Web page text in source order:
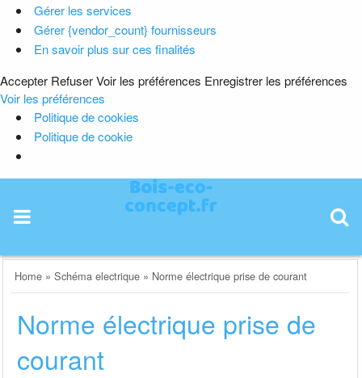
Gérer les services
Gérer {vendor_count} fournisseurs
En savoir plus sur ces finalités
Accepter RefuserVoir les préférences Enregistrer les préférences
Voir les préférences
Politique de cookies
Politique de cookie
content
Home »Schéma electrique » Norme électrique prise de courant
Norme électrique prise de
courant